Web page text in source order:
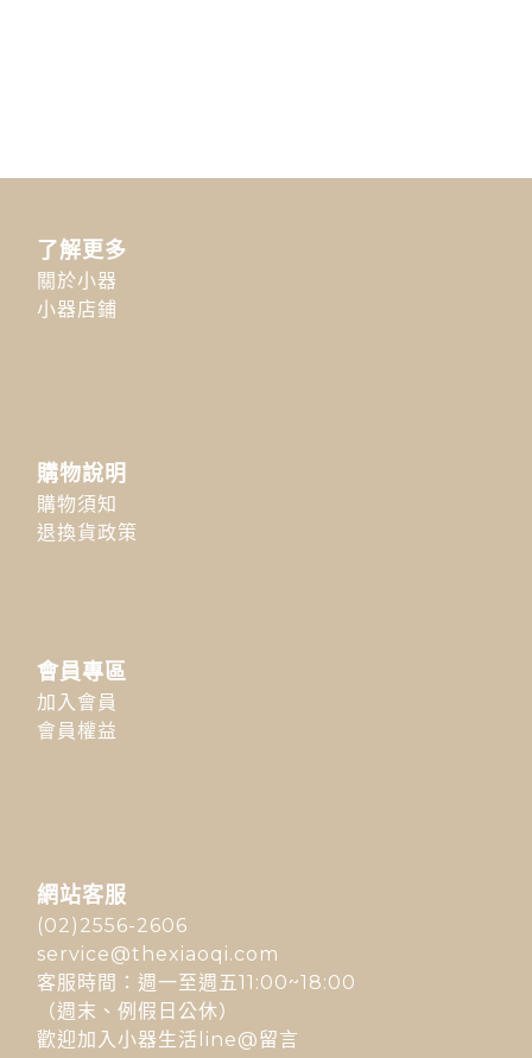
了解更多
關於小器
小器店鋪
購物說明
購物須知
退換貨政策
會員專區
加入會員
會員權益
網站客服
(02)2556-2606
service@thexiaoqi.com
客服時間：週一至週五11:00~18:00
（週末、例假日公休）
歡迎加入小器生活line@留言